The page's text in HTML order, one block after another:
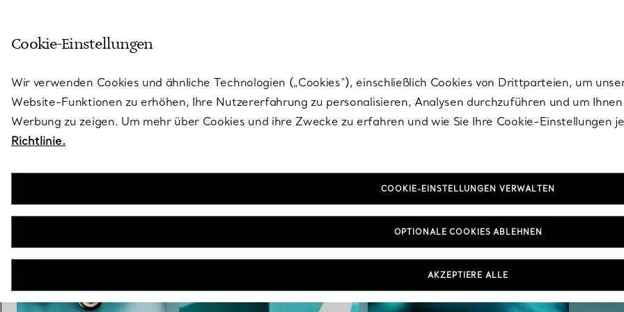
Cookie-Einstellungen
Wir verwenden Cookies und ähnliche Technologien („Cookies“), einschließlich Cookies von Drittparteien, um
Website-Funktionen zu erhöhen, Ihre Nutzererfahrung zu personalisieren, Analysen durchzuführen und um
Werbung zu zeigen. Um mehr über Cookies und ihre Zwecke zu erfahren und wie Sie Ihre Cookie-Einstellungen
Richtlinie.
COOKIE-EINSTELLUNGEN VERWALTEN
OPTIONALE COOKIES ABLEHNEN
AKZEPTIERE ALLE